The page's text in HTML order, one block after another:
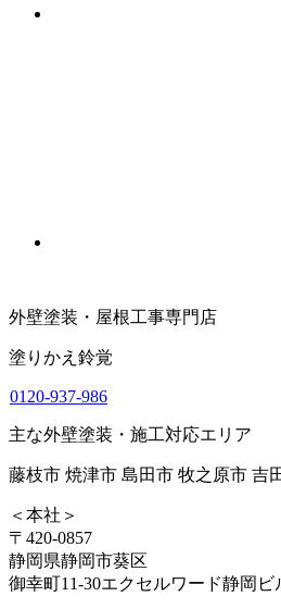
外壁塗装・屋根工事専門店
塗りかえ鈴覚
0120-937-986
主な外壁塗装・施工対応エリア
藤枝市 焼津市 島田市 牧之原市 吉
＜本社＞
〒420-0857
静岡県静岡市葵区
御幸町11-30エクセルワード静岡ビ